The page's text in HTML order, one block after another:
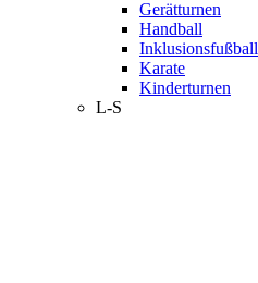
Gerätturnen
Handball
Inklusionsfußball
Karate
Kinderturnen
L-S